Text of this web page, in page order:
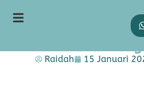
Flash Glow Peel:
Ringan Tanpa
Raidah 15 Januari